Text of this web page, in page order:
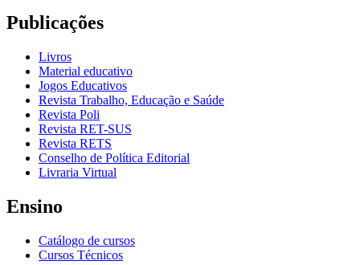
Publicações
Livros
Material educativo
Jogos Educativos
Revista Trabalho, Educação e Saúde
Revista Poli
Revista RET-SUS
Revista RETS
Conselho de Política Editorial
Livraria Virtual
Ensino
Catálogo de cursos
Cursos Técnicos